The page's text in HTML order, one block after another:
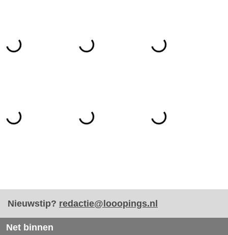
Nieuwstip? redactie@looopings.nl
Net binnen